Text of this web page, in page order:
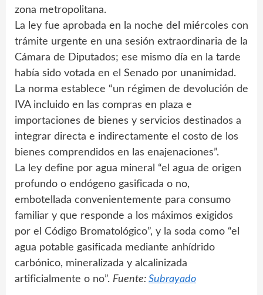
zona metropolitana.
La ley fue aprobada en la noche del miércoles con
trámite urgente en una sesión extraordinaria de la
Cámara de Diputados; ese mismo día en la tarde
había sido votada en el Senado por unanimidad.
La norma establece “un régimen de devolución de
IVA incluido en las compras en plaza e
importaciones de bienes y servicios destinados a
integrar directa e indirectamente el costo de los
bienes comprendidos en las enajenaciones”.
La ley define por agua mineral “el agua de origen
profundo o endógeno gasificada o no,
embotellada convenientemente para consumo
familiar y que responde a los máximos exigidos
por el Código Bromatológico”, y la soda como “el
agua potable gasificada mediante anhídrido
carbónico, mineralizada y alcalinizada
artificialmente o no”. Fuente: Subrayado